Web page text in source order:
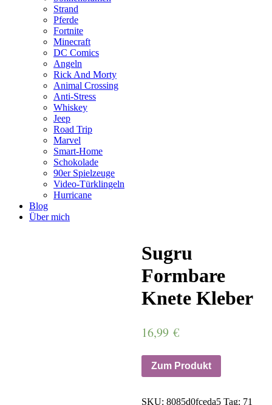
Strand
Pferde
Fortnite
Minecraft
DC Comics
Angeln
Rick And Morty
Animal Crossing
Anti-Stress
Whiskey
Jeep
Road Trip
Marvel
Smart-Home
Schokolade
90er Spielzeuge
Video-Türklingeln
Hurricane
Blog
Über mich
Sugru
Formbare
Knete Kleber
16,99 €
Zum Produkt
SKU: 8085d0fceda5 Tag: 71